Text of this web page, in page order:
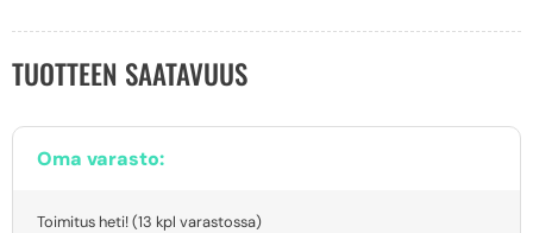
TUOTTEEN SAATAVUUS
Oma varasto:
Toimitus heti! (13 kpl varastossa)